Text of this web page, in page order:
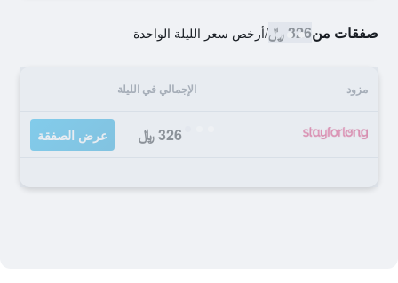
صفقات من326 ﷼ /أرخص سعر الليلة الواحدة
مزود الإجمالي في الليلة
326 ﷼ عرض الصفقة